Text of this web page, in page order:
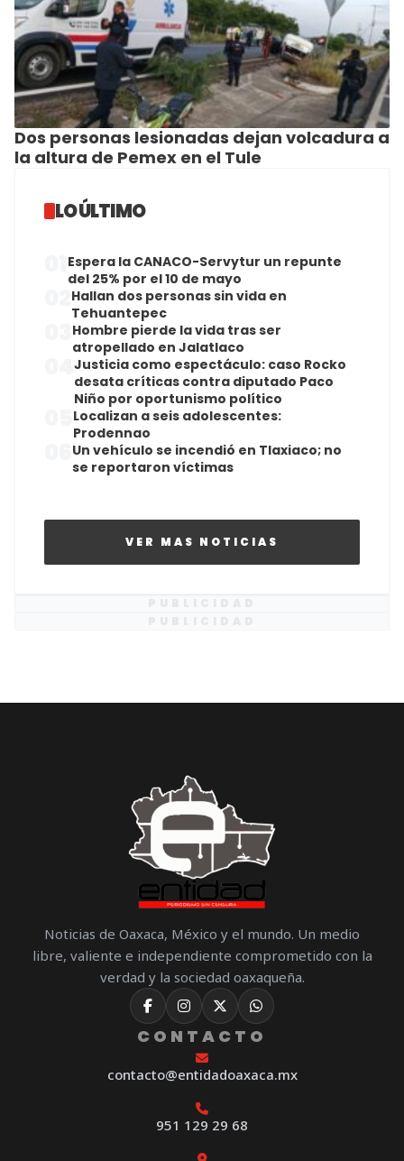
Dos personas lesionadas dejan volcadura a
la altura de Pemex en el Tule
LO ÚLTIMO
Espera la CANACO-Servytur un repunte
del 25% por el 10 de mayo
Hallan dos personas sin vida en
Tehuantepec
Hombre pierde la vida tras ser
atropellado en Jalatlaco
Justicia como espectáculo: caso Rocko
desata críticas contra diputado Paco
Niño por oportunismo político
Localizan a seis adolescentes:
Prodennao
Un vehículo se incendió en Tlaxiaco; no
se reportaron víctimas
VER MAS NOTICIAS
Noticias de Oaxaca, México y el mundo. Un medio
libre, valiente e independiente comprometido con la
verdad y la sociedad oaxaqueña.
CONTACTO
contacto@entidadoaxaca.mx
951 129 29 68